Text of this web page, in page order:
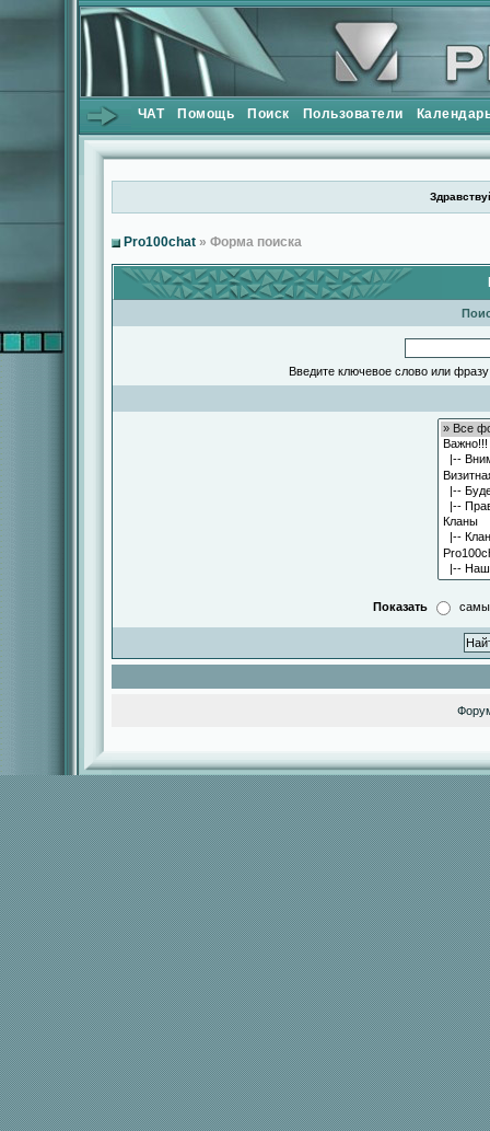
ЧАТ Помощь Поиск Пользователи
Pro100chat » Форма поиска
Введите ключевое слово или
Показать